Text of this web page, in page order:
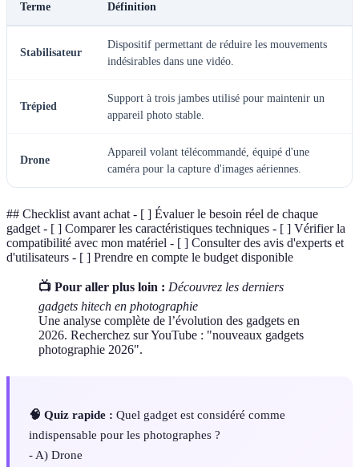
Terme Définition
Stabilisateur
Dispositif permettant de réduire les mouvements
indésirables dans une vidéo.
Trépied
Support à trois jambes utilisé pour maintenir un
appareil photo stable.
Drone
Appareil volant télécommandé, équipé d'une
caméra pour la capture d'images aériennes.
## Checklist avant achat - [ ] Évaluer le besoin réel de chaque
gadget - [ ] Comparer les caractéristiques techniques - [ ] Vérifier la
compatibilité avec mon matériel - [ ] Consulter des avis d'experts et
d'utilisateurs - [ ] Prendre en compte le budget disponible
📺 Pour aller plus loin : Découvrez les derniers
gadgets hitech en photographie
Une analyse complète de l’évolution des gadgets en
2026. Recherchez sur YouTube : "nouveaux gadgets
photographie 2026".
🧠 Quiz rapide : Quel gadget est considéré comme
indispensable pour les photographes ?
- A) Drone